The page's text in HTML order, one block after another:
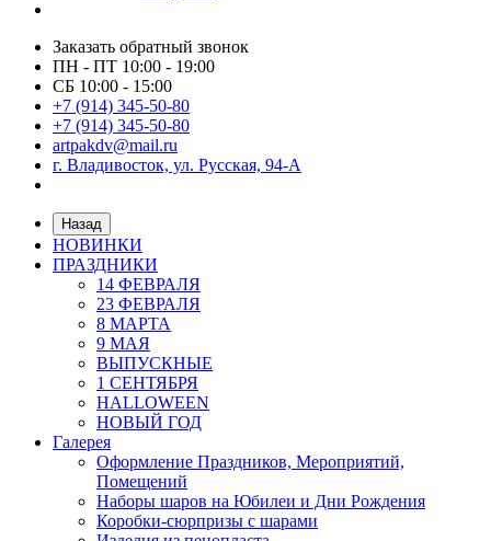
Заказать обратный звонок
ПН - ПТ 10:00 - 19:00
СБ 10:00 - 15:00
+7 (914) 345-50-80
+7 (914) 345-50-80
artpakdv@mail.ru
г. Владивосток, ул. Русская, 94-А
Назад
НОВИНКИ
ПРАЗДНИКИ
14 ФЕВРАЛЯ
23 ФЕВРАЛЯ
8 МАРТА
9 МАЯ
ВЫПУСКНЫЕ
1 СЕНТЯБРЯ
HALLOWEEN
НОВЫЙ ГОД
Галерея
Оформление Праздников, Мероприятий,
Помещений
Наборы шаров на Юбилеи и Дни Рождения
Коробки-сюрпризы с шарами